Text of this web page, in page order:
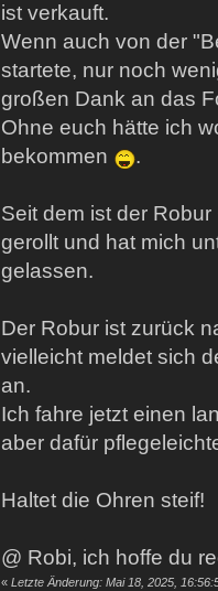
ist verkauft.
Wenn auch von der
startete, nur noch
großen Dank an das
Ohne euch hätte ich
bekommen
.
Seit dem ist der
gerollt und hat mich
gelassen.
Der Robur ist zurück
vielleicht meldet sich
an.
Ich fahre jetzt einen
aber dafür
Haltet die Ohren steif!
@ Robi, ich hoffe du
« Letzte Änderung: Mai 18, 2025,